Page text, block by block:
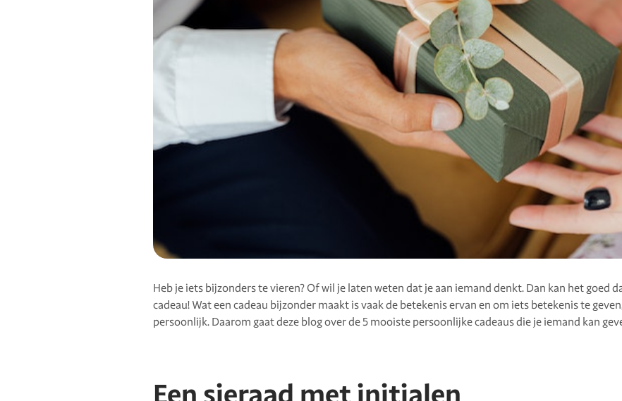
Heb je iets bijzonders te vieren? Of wil je laten weten dat je aan iemand denkt. Dan kan het goed
cadeau! Wat een cadeau bijzonder maakt is vaak de betekenis ervan en om iets betekenis te
persoonlijk. Daarom gaat deze blog over de 5 mooiste persoonlijke cadeaus die je iemand kan